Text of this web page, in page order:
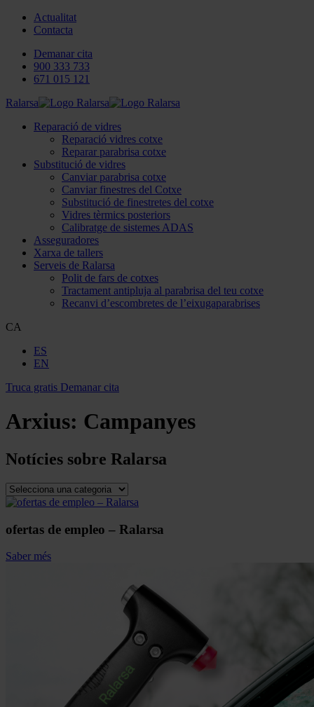
Actualitat
Contacta
Demanar cita
900 333 733
671 015 121
Ralarsa
Reparació de vidres
Reparació vidres cotxe
Reparar parabrisa cotxe
Substitució de vidres
Canviar parabrisa cotxe
Canviar finestres del Cotxe
Substitució de finestretes del cotxe
Vidres tèrmics posteriors
Calibratge de sistemes ADAS
Asseguradores
Xarxa de tallers
Serveis de Ralarsa
Polit de fars de cotxes
Tractament antipluja al parabrisa del teu cotxe
Recanvi d’escombretes de l’eixugaparabrises
CA
ES
EN
Truca gratis Demanar cita
Arxius: Campanyes
Notícies sobre Ralarsa
ofertas de empleo – Ralarsa
Saber més